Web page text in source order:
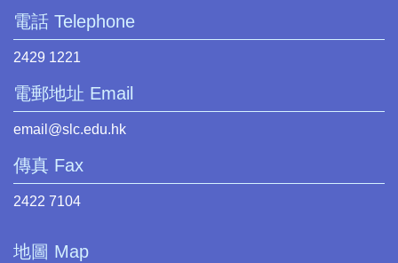
電話 Telephone
2429 1221
電郵地址 Email
email@slc.edu.hk
傳真 Fax
2422 7104
地圖 Map